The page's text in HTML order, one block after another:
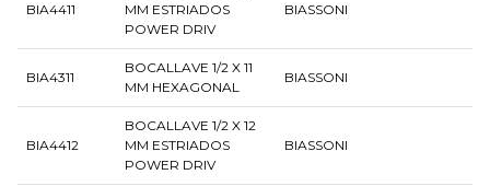
BIA4411
MM ESTRIADOS
POWER DRIV
BIASSONI
BIA4311
BOCALLAVE 1/2 X 11
MM HEXAGONAL
BIASSONI
BIA4412
BOCALLAVE 1/2 X 12
MM ESTRIADOS
POWER DRIV
BIASSONI